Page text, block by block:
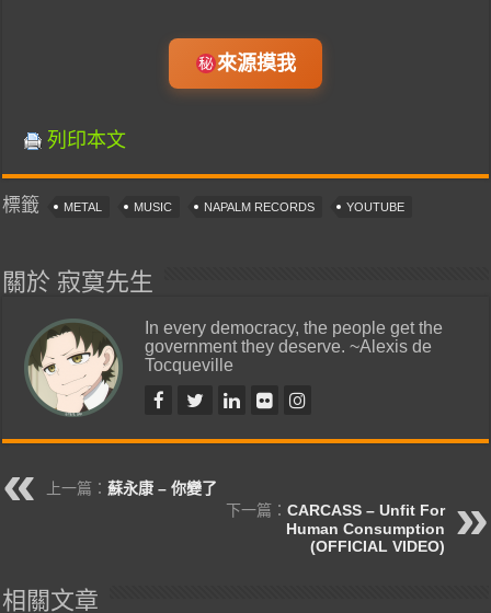
來源摸我
列印本文
標籤 METAL MUSIC NAPALM RECORDS YOUTUBE
關於 寂寞先生
In every democracy, the people get the
government they deserve. ~Alexis de
Tocqueville
上一篇：蘇永康 – 你變了
下一篇： CARCASS – Unfit For
Human Consumption
(OFFICIAL VIDEO)
相關文章